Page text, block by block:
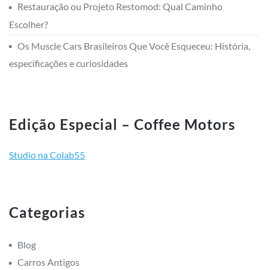
Restauração ou Projeto Restomod: Qual Caminho
Escolher?
Os Muscle Cars Brasileiros Que Você Esqueceu: História,
especificações e curiosidades
Edição Especial – Coffee Motors
Studio na Colab55
Categorias
Blog
Carros Antigos